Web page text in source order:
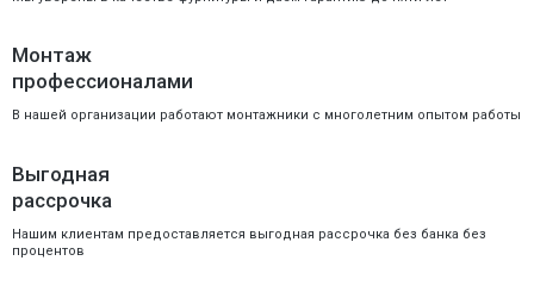
Монтаж
профессионалами
В нашей организации работают монтажники с многолетним опытом работы
Выгодная
рассрочка
Нашим клиентам предоставляется выгодная рассрочка без банка без
процентов